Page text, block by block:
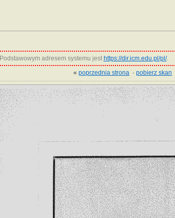
Podstawowym adresem systemu jest https://dir.icm.edu.pl/pl/.
«poprzednia strona ·pobierz skan